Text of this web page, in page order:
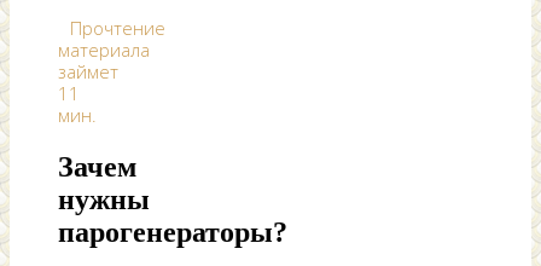
Прочтение
материала
займет
11
мин.
Зачем
нужны
парогенераторы?